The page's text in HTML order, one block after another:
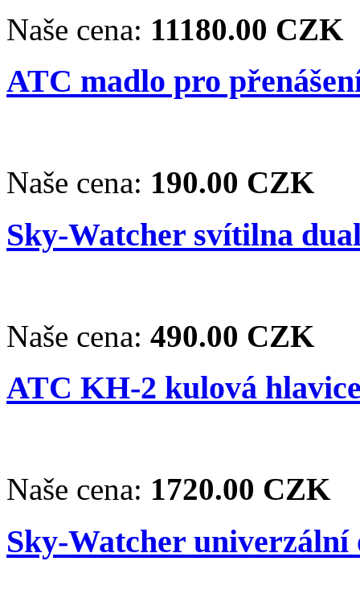
Naše cena: 11180.00 CZK
ATC madlo pro
Naše cena: 190.00 CZK
Sky-Watcher svítilna
Naše cena: 490.00 CZK
ATC KH-2 kulová
Naše cena: 1720.00 CZK
Sky-Watcher univerzální